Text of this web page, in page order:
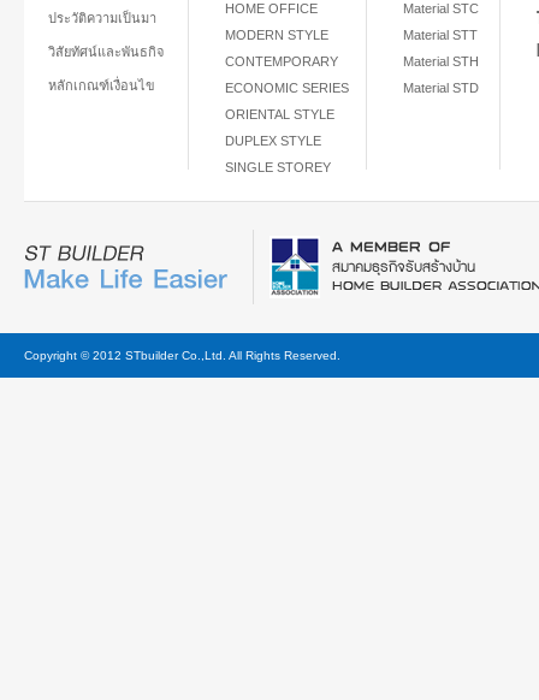
ประวัติความเป็นมา
วิสัยทัศน์และพันธกิจ
หลักเกณฑ์เงื่อนไข
HOME OFFICE
MODERN STYLE
CONTEMPORARY
ECONOMIC SERIES
ORIENTAL STYLE
DUPLEX STYLE
SINGLE STOREY
Material STC
Material STT
Material STH
Material STD
Copyright © 2012 STbuilder Co.,Ltd. All Rights Reserved.